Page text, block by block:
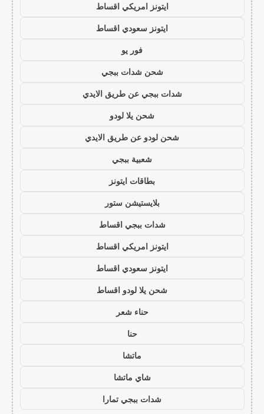
ايتونز امريكي اقساط
ايتونز سعودي اقساط
فور يو
شحن شدات ببجي
شدات ببجي عن طريق الايدي
شحن يلا لودو
شحن لودو عن طريق الايدي
شعبية ببجي
بطاقات ايتونز
بلايستيشن ستور
شدات ببجي اقساط
ايتونز امريكي اقساط
ايتونز سعودي اقساط
شحن يلا لودو اقساط
حناء شعر
حنا
ماتشا
شاي ماتشا
شدات ببجي تمارا